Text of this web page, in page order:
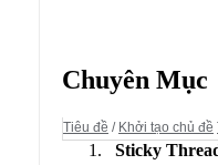
Chuyên Mục
Tiêu đề / Khởi tạo chủ đề
Sticky